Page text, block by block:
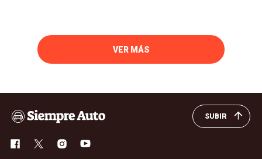
VER MÁS
SUBIR